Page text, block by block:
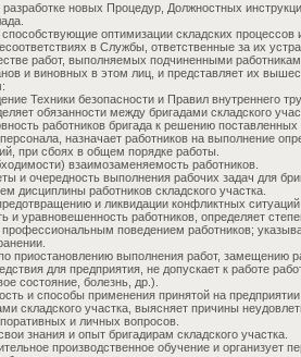
новых Процедур, Должностных
оптимизации складских
в Службы, ответственные за их
работ, выполняемых подчиненными
и виновных в этом лиц, и представляет их
Техники безопасности и Правил внутреннего
обязанности между бригадами складского
работников бригада к решению
назначает работников на выполнение
при сбоях в общем порядке работы.
взаимозаменяемость работников.
и очередность выполнения рабочих задач для
дисциплины работников складского участка.
и ликвидации конфликтных
и уравновешенность работников, определяет
поведением работников;
приостановлению выполнения работ, замещению
для предприятия, не допускает к работе
состояние, болезнь, др.).
и способы применения принятой на
складского участка, выясняет причины
и личных вопросов.
знания и опыт бригадирам складского участка.
производственное обучение и организует